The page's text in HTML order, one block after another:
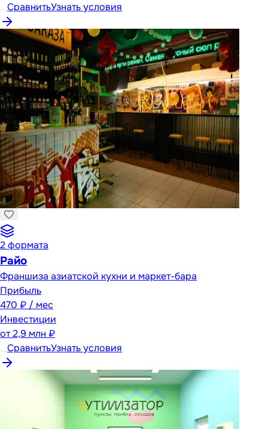
СравнитьУзнать условия
2формата
Райо
Франшиза азиатской кухни и маркет-бара
Прибыль
470 ₽ / мес
Инвестиции
от2,9 млн ₽
СравнитьУзнать условия